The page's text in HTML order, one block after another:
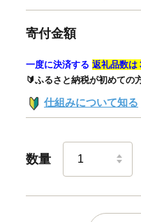
寄付金額
一度に決済する 返礼品数は
🔰ふるさと納税が初めての
仕組みについて知る
数量